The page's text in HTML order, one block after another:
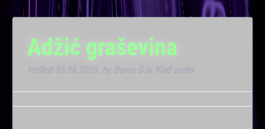
Adžić graševina
Posted 05.06.2026. by Davor G & filed under .